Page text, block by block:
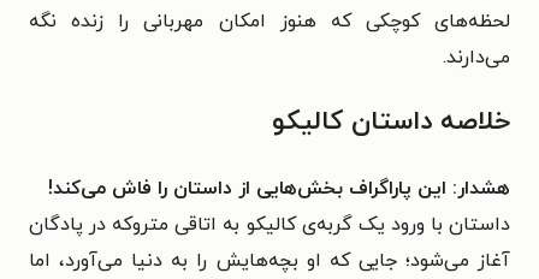
لحظه‌های کوچکی که هنوز امکان مهربانی را زنده نگه
می‌دارند.
خلاصه داستان کالیکو
هشدار: این پاراگراف بخش‌هایی از داستان را فاش می‌کند!
داستان با ورود یک گربه‌ی کالیکو به اتاقی متروکه در پادگان
آغاز می‌شود؛ جایی که او بچه‌هایش را به دنیا می‌آورد، اما